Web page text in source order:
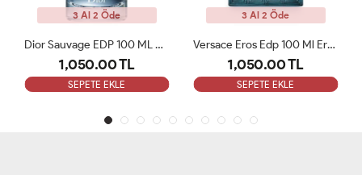
3 Al 2 Öde
1,050.00 TL
SEPETE EKLE
3 Al 2 Öde
1,050.00 TL
SEPETE EKLE